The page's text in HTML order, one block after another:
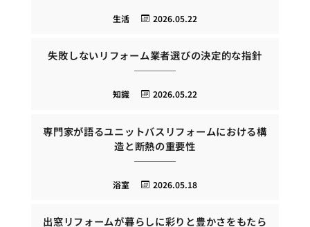
2026.05.22
生活
失敗しないリフォーム業者選びの決定的な指針
2026.05.22
知識
専門家が語るユニットバスリフォームにおける構
造と断熱の重要性
2026.05.18
浴室
出窓リフォームが暮らしに彩りと豊かさをもたら